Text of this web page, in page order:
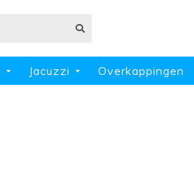
Jacuzzi Overkappingen